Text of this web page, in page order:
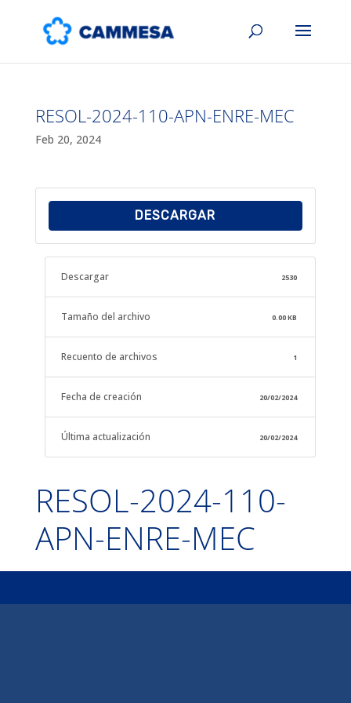
RESOL-2024-110-APN-ENRE-MEC
Feb 20, 2024
DESCARGAR
Descargar 2530
Tamaño del archivo 0.00 KB
Recuento de archivos 1
Fecha de creación 20/02/2024
Última actualización 20/02/2024
RESOL-2024-110-
APN-ENRE-MEC